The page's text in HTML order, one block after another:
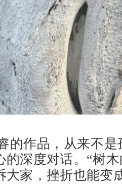
的作品，从来不
的深度对话。“树
大家，挫折也能变